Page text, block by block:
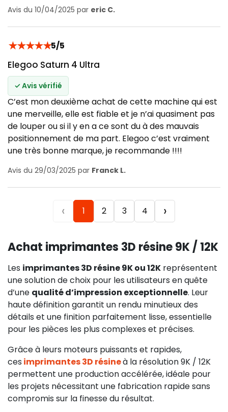
Avis du 10/04/2025 par eric C.
★★★★★5/5
Elegoo Saturn 4 Ultra
✓ Avis vérifié
C’est mon deuxième achat de cette machine qui est
une merveille, elle est fiable et je n’ai quasiment pas
de louper ou si il y en a ce sont du à des mauvais
positionnement de ma part. Elegoo c’est vraiment
une très bonne marque, je recommande !!!!
Avis du 29/03/2025 par Franck L.
‹ 1 2 3 4 ›
Achat imprimantes 3D résine 9K / 12K
Les imprimantes 3D résine 9K ou 12K représentent
une solution de choix pour les utilisateurs en quête
d’une qualité d’impression exceptionnelle. Leur
haute définition garantit un rendu minutieux des
détails et une finition parfaitement lisse, essentielle
pour les pièces les plus complexes et précises.
Grâce à leurs moteurs puissants et rapides,
ces imprimantes 3D résineà la résolution 9K / 12K
permettent une production accélérée, idéale pour
les projets nécessitant une fabrication rapide sans
compromis sur la finesse du résultat.